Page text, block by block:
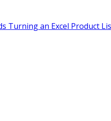
Turning an Excel Product